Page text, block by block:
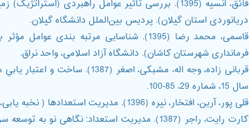
فائق، انسيه (1395). بررسی تأثیر عوامل راهبردی
دريانوردی استان گيلان). پرديس بین‌الملل دانشگاه گيلان.
قاسمی، محمد رضا (1395). شناسايی مرتبه
فرمانداری شهرستان کاشان). دانشگاه آزاد اسلامی، واحد نراق.
قربانی زاده، وجه اله، مشبکی،
سال 15، شماره 29، 85-100.
قلی پور، آرین، افتخار، نیره (1396). مدیریت استعدادها ( نخبه یابی، نخبه داری و نخبه پروری). تهران: مؤسسه کتاب مهربان نشر.
کارت رایت، راجر (1387). مدیریت استعداد: